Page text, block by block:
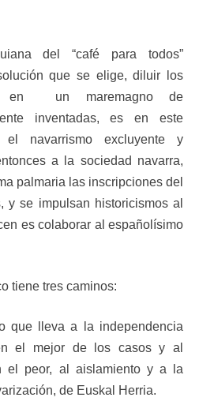
del “café para todos”
que se elige, diluir los
en un maremagno de
inventadas, es en este
navarrismo excluyente y
a la sociedad navarra,
palmaria las inscripciones del
y se impulsan historicismos al
es colaborar al españolísimo
tiene tres caminos:
que lleva a la independencia
el mejor de los casos y al
el peor, al aislamiento y a la
de Euskal Herria.